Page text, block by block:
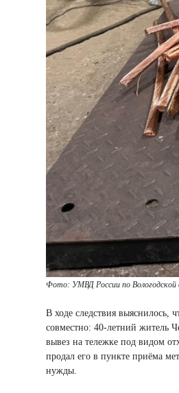
Фото: УМВД России по Вологодской
В ходе следствия выяснилось,
совместно: 40-летний житель
вывез на тележке под видом
продал его в пункте приёма
нужды.